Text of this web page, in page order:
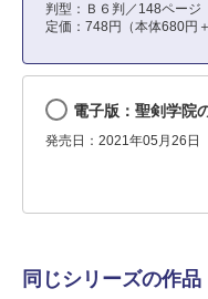
判型：Ｂ６判／148ページ
定価：748円（本体680円＋
電子版：聖剣学院
発売日：2021年05月26日
同じシリーズの作品